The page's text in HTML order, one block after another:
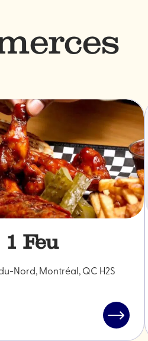
Feu
Nord, Montréal, QC H2S
Lire
l'article